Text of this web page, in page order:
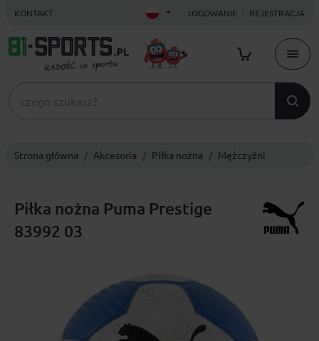
KONTAKT LOGOWANIE REJESTRACJA
Strona główna Akcesoria Piłka nożna Mężczyźni
Piłka nożna Puma Prestige
83992 03